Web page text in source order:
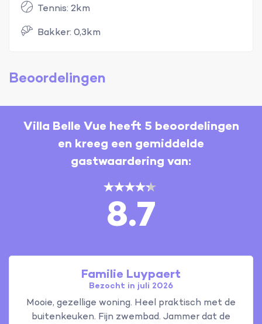
Tennis: 2km
Bakker: 0,3km
Beoordelingen
Villa Belle Vue heeft 5 beoordelingen
en kreeg een gemiddelde
gastwaardering van:
8.7
Familie Luypaert
Bezocht in juli 2026
Mooie, gezellige woning. Heel praktisch met de
buitenkeuken. Fijn zwembad. Jammer dat de